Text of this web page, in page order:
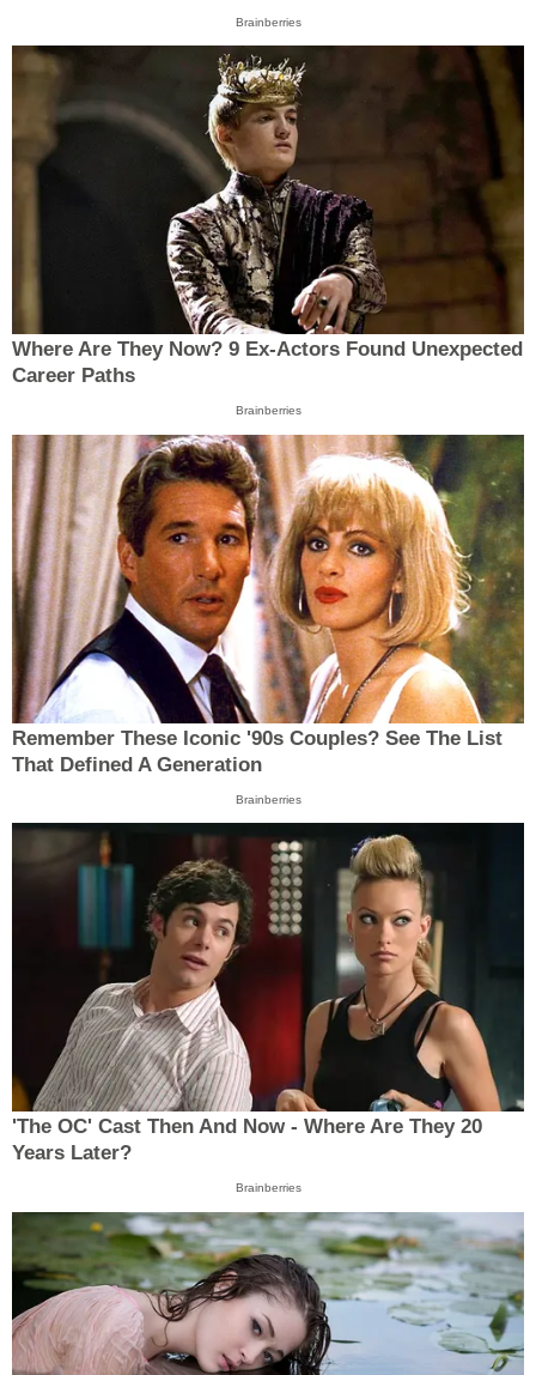
Brainberries
Where Are They Now? 9 Ex-Actors Found Unexpected
Career Paths
Brainberries
Remember These Iconic '90s Couples? See The List
That Defined A Generation
Brainberries
'The OC' Cast Then And Now - Where Are They 20
Years Later?
Brainberries